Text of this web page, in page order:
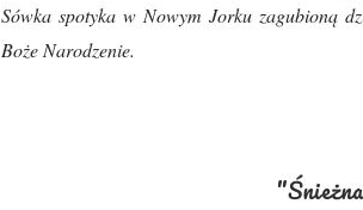
Sówka spotyka w Nowym Jorku zagubioną
Boże Narodzenie.